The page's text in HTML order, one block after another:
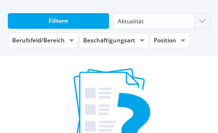
Filtern
Berufsfeld/Bereich Beschäftigungsart Position